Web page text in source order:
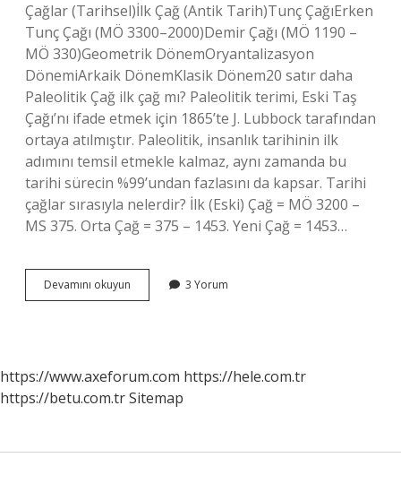
Çağlar (Tarihsel)İlk Çağ (Antik Tarih)Tunç ÇağıErken
Tunç Çağı (MÖ 3300–2000)Demir Çağı (MÖ 1190 –
MÖ 330)Geometrik DönemOryantalizasyon
DönemiArkaik DönemKlasik Dönem20 satır daha
Paleolitik Çağ ilk çağ mı? Paleolitik terimi, Eski Taş
Çağı’nı ifade etmek için 1865’te J. Lubbock tarafından
ortaya atılmıştır. Paleolitik, insanlık tarihinin ilk
adımını temsil etmekle kalmaz, aynı zamanda bu
tarihi sürecin %99’undan fazlasını da kapsar. Tarihi
çağlar sırasıyla nelerdir? İlk (Eski) Çağ = MÖ 3200 –
MS 375. Orta Çağ = 375 – 1453. Yeni Çağ = 1453…
Devamını okuyun
Çağ
3 Yorum
https://www.axeforum.com https://hele.com.tr
https://betu.com.trSitemap